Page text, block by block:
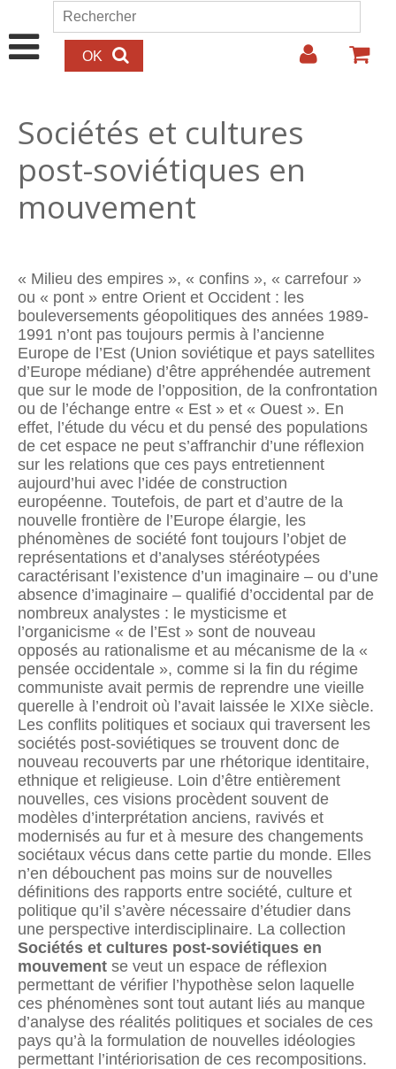
Aller au contenu principal
Formulaire de recherche
Rechercher
Sociétés et cultures
post-soviétiques en
mouvement
« Milieu des empires », « confins », « carrefour »
ou « pont » entre Orient et Occident : les
bouleversements géopolitiques des années 1989-
1991 n’ont pas toujours permis à l’ancienne
Europe de l’Est (Union soviétique et pays satellites
d’Europe médiane) d’être appréhendée autrement
que sur le mode de l’opposition, de la confrontation
ou de l’échange entre « Est » et « Ouest ». En
effet, l’étude du vécu et du pensé des populations
de cet espace ne peut s’affranchir d’une réflexion
sur les relations que ces pays entretiennent
aujourd’hui avec l’idée de construction
européenne. Toutefois, de part et d’autre de la
nouvelle frontière de l’Europe élargie, les
phénomènes de société font toujours l’objet de
représentations et d’analyses stéréotypées
caractérisant l’existence d’un imaginaire – ou d’une
absence d’imaginaire – qualifié d’occidental par de
nombreux analystes : le mysticisme et
l’organicisme « de l’Est » sont de nouveau
opposés au rationalisme et au mécanisme de la «
pensée occidentale », comme si la fin du régime
communiste avait permis de reprendre une vieille
querelle à l’endroit où l’avait laissée le XIXe siècle.
Les conflits politiques et sociaux qui traversent les
sociétés post-soviétiques se trouvent donc de
nouveau recouverts par une rhétorique identitaire,
ethnique et religieuse. Loin d’être entièrement
nouvelles, ces visions procèdent souvent de
modèles d’interprétation anciens, ravivés et
modernisés au fur et à mesure des changements
sociétaux vécus dans cette partie du monde. Elles
n’en débouchent pas moins sur de nouvelles
définitions des rapports entre société, culture et
politique qu’il s’avère nécessaire d’étudier dans
une perspective interdisciplinaire. La collection
Sociétés et cultures post-soviétiques en
mouvement se veut un espace de réflexion
permettant de vérifier l’hypothèse selon laquelle
ces phénomènes sont tout autant liés au manque
d’analyse des réalités politiques et sociales de ces
pays qu’à la formulation de nouvelles idéologies
permettant l’intériorisation de ces recompositions.